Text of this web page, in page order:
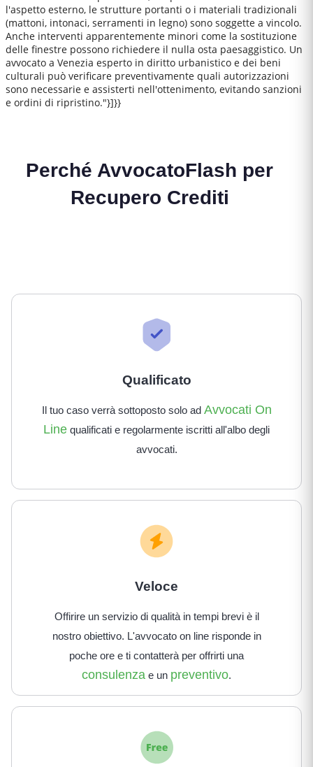
l'aspetto esterno, le strutture portanti o i materiali tradizionali
(mattoni, intonaci, serramenti in legno) sono soggette a vincolo.
Anche interventi apparentemente minori come la sostituzione
delle finestre possono richiedere il nulla osta paesaggistico. Un
avvocato a Venezia esperto in diritto urbanistico e dei beni
culturali può verificare preventivamente quali autorizzazioni
sono necessarie e assisterti nell'ottenimento, evitando sanzioni
e ordini di ripristino."}]}}
Perché AvvocatoFlash per
Recupero Crediti
Qualificato
Il tuo caso verrà sottoposto solo ad Avvocati On
Line qualificati e regolarmente iscritti all'albo degli
avvocati.
Veloce
Offirire un servizio di qualità in tempi brevi è il
nostro obiettivo. L'avvocato on line risponde in
poche ore e ti contatterà per offrirti una
consulenza e un preventivo.